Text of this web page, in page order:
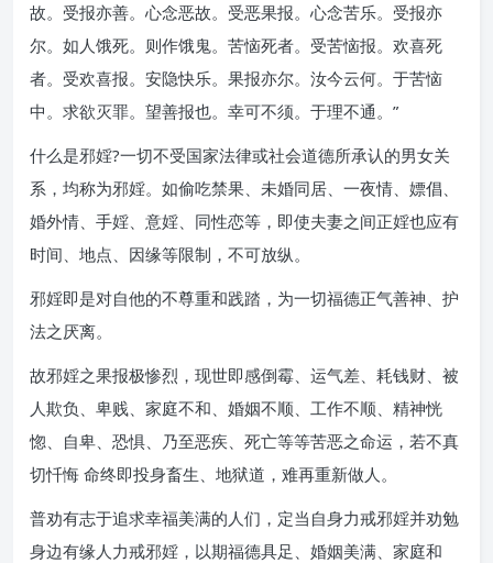
故。受报亦善。心念恶故。受恶果报。心念苦乐。受报亦
尔。如人饿死。则作饿鬼。苦恼死者。受苦恼报。欢喜死
者。受欢喜报。安隐快乐。果报亦尔。汝今云何。于苦恼
中。求欲灭罪。望善报也。幸可不须。于理不通。”
什么是邪婬?一切不受国家法律或社会道德所承认的男女关
系，均称为邪婬。如偷吃禁果、未婚同居、一夜情、嫖倡、
婚外情、手婬、意婬、同性恋等，即使夫妻之间正婬也应有
时间、地点、因缘等限制，不可放纵。
邪婬即是对自他的不尊重和践踏，为一切福德正气善神、护
法之厌离。
故邪婬之果报极惨烈，现世即感倒霉、运气差、耗钱财、被
人欺负、卑贱、家庭不和、婚姻不顺、工作不顺、精神恍
惚、自卑、恐惧、乃至恶疾、死亡等等苦恶之命运，若不真
切忏悔 命终即投身畜生、地狱道，难再重新做人。
普劝有志于追求幸福美满的人们，定当自身力戒邪婬并劝勉
身边有缘人力戒邪婬，以期福德具足、婚姻美满、家庭和